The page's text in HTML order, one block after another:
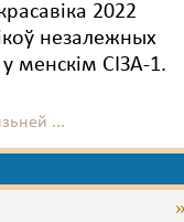
2022
незалежных
менскім СІЗА-1.
...